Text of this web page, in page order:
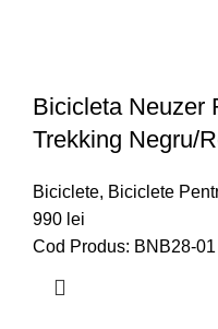
Bicicleta Neuzer
Trekking Negru/
Biciclete, Biciclete
990 lei
Cod Produs: BNB28-01